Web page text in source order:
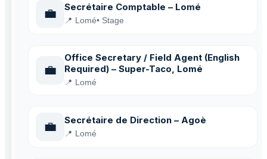
💼 Secrétaire Comptable – Lomé
📍 Lomé• Stage
💼
Office Secretary / Field Agent (English
Required) – Super-Taco, Lomé
📍 Lomé
💼 Secrétaire de Direction – Agoè
📍 Lomé